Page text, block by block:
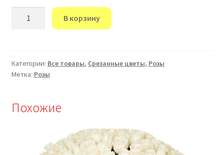
Количество
розы”
В корзину
Категории: Все товары, Срезанные цветы, Розы
Метка: Розы
Похожие